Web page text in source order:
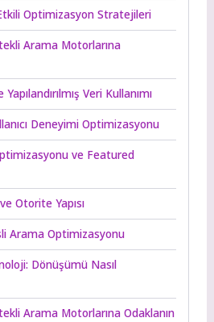
Optimizasyon Stratejileri
Arama Motorlarına
Veri Kullanımı
Deneyimi Optimizasyonu
ve Featured
Otorite Yapısı
Arama Optimizasyonu
Dönüşümü Nasıl
Arama Motorlarına Odaklanın